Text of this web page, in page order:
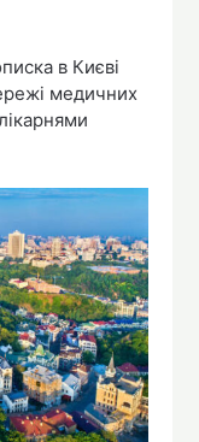
в Києві
медичних